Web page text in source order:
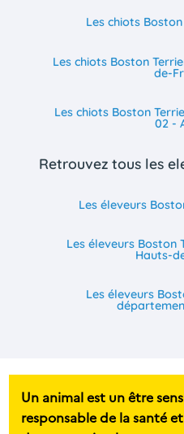
Les chiots
Les chiots Boston
de-
Les chiots Boston
02 -
Retrouvez tous les
Les éleveurs
Les éleveurs Boston
Hauts-
Les éleveurs
Un animal est un être
responsable de la santé